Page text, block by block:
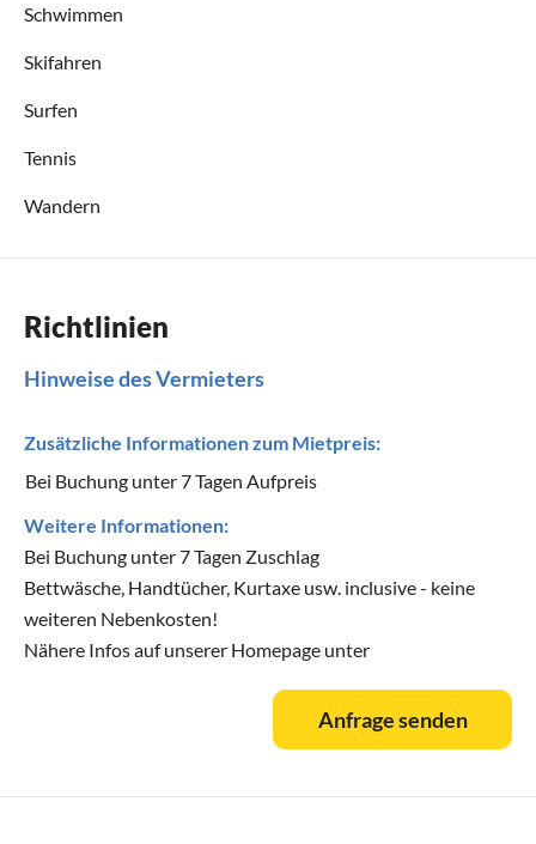
Schwimmen
Skifahren
Surfen
Tennis
Wandern
Richtlinien
Hinweise des Vermieters
Zusätzliche Informationen zum Mietpreis:
Bei Buchung unter 7 Tagen Aufpreis
Weitere Informationen:
Bei Buchung unter 7 Tagen Zuschlag
Bettwäsche, Handtücher, Kurtaxe usw. inclusive - keine
weiteren Nebenkosten!
Nähere Infos auf unserer Homepage unter
Anfrage senden